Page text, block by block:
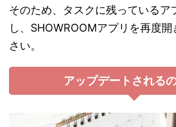
そのため、タスクに残っているア
し、SHOWROOMアプリを再度
さい。
アップデートされる